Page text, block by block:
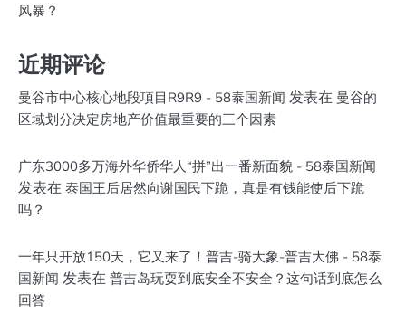
风暴？
近期评论
曼谷市中心核心地段項目R9R9 - 58泰国新闻 发表在 曼谷的
区域划分决定房地产价值最重要的三个因素
广东3000多万海外华侨华人“拼”出一番新面貌 - 58泰国新闻
发表在 泰国王后居然向谢国民下跪，真是有钱能使后下跪
吗？
一年只开放150天，它又来了！普吉-骑大象-普吉大佛 - 58泰
国新闻 发表在 普吉岛玩耍到底安全不安全？这句话到底怎么
回答